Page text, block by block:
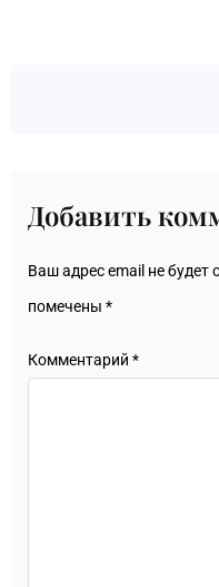
Добавить
Ваш адрес email не будет
помечены *
Комментарий *